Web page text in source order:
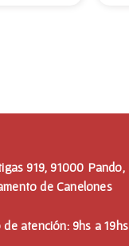
919, 91000 Pando,
de Canelones
de atención: 9hs a 19hs